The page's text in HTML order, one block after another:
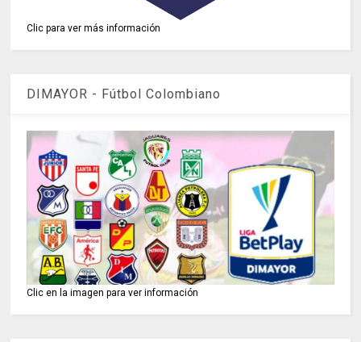
Clic para ver más información
DIMAYOR - Fútbol Colombiano
Clic en la imagen para ver información